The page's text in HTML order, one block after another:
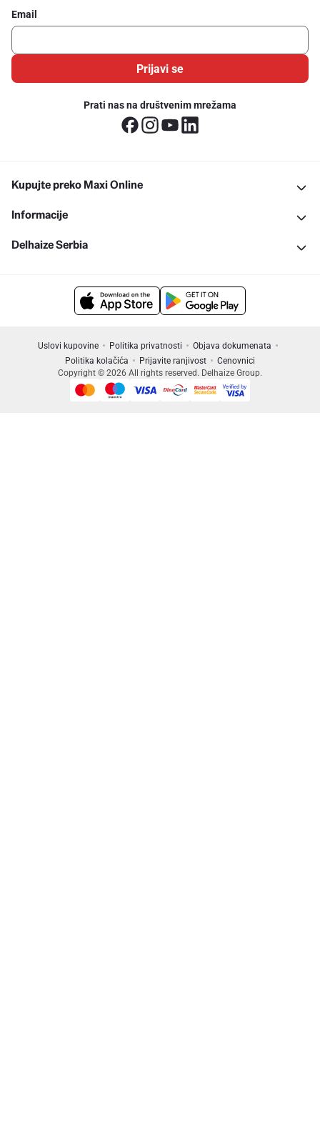
Email
Prijavi se
Prati nas na društvenim mrežama
Kupujte preko Maxi Online
Informacije
Delhaize Serbia
Uslovi kupovine Politika privatnosti
Objava dokumenata
Politika kolačića
Prijavite ranjivost
Cenovnici
Copyright © 2026 All rights reserved. Delhaize Group.